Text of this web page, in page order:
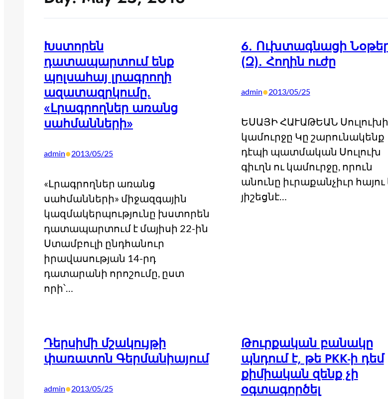
Խստորեն
դատապարտում ենք
պոլսահայ լրագրողի
ազատազրկումը.
«Լրագրողներ առանց
սահմանների»
admin•2013/05/25
«Լրագրողներ առանց
սահմանների» միջազգային
կազմակերպությունը խստորեն
դատապարտում է մայիսի 22-ին
Ստամբուլի ընդհանուր
իրավասության 14-րդ
դատարանի որոշումը, ըստ
որի՝…
6. Ուխտագնացի
(Զ). Հողին ուժը
admin•2013/05/25
ԵՍԱՅԻ ՀԱՒԱԹԵԱՆ Սուլուխի
կամուրջը Կը շարունակենք
դէպի պատմական Սուլուխ
գիւղն ու կամուրջը, որուն
անունը իւրաքանչիւր հայու
յիշեցնէ…
Դերսիմի մշակույթի
փառատոն Գերմանիայում
admin•2013/05/25
Թուրքական բանակը
պնդում է, թե PKK-ի դեմ
քիմիական զենք չի
օգտագործել